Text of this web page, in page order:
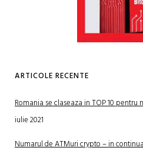
ARTICOLE RECENTE
Romania se claseaza in TOP 10
iulie 2021
Numarul de ATMuri crypto – in